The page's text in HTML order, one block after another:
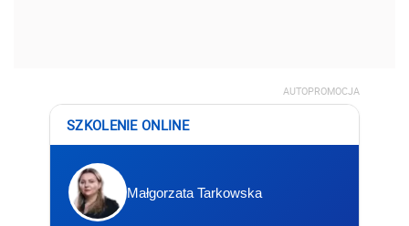
AUTOPROMOCJA
SZKOLENIE ONLINE
Małgorzata Tarkowska